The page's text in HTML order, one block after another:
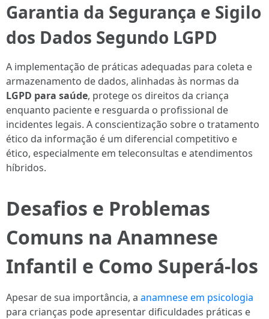
Garantia da Segurança e Sigilo
dos Dados Segundo LGPD
A implementação de práticas adequadas para coleta e
armazenamento de dados, alinhadas às normas da
LGPD para saúde, protege os direitos da criança
enquanto paciente e resguarda o profissional de
incidentes legais. A conscientização sobre o tratamento
ético da informação é um diferencial competitivo e
ético, especialmente em teleconsultas e atendimentos
híbridos.
Desafios e Problemas
Comuns na Anamnese
Infantil e Como Superá-los
Apesar de sua importância, a anamnese em psicologia
para crianças pode apresentar dificuldades práticas e